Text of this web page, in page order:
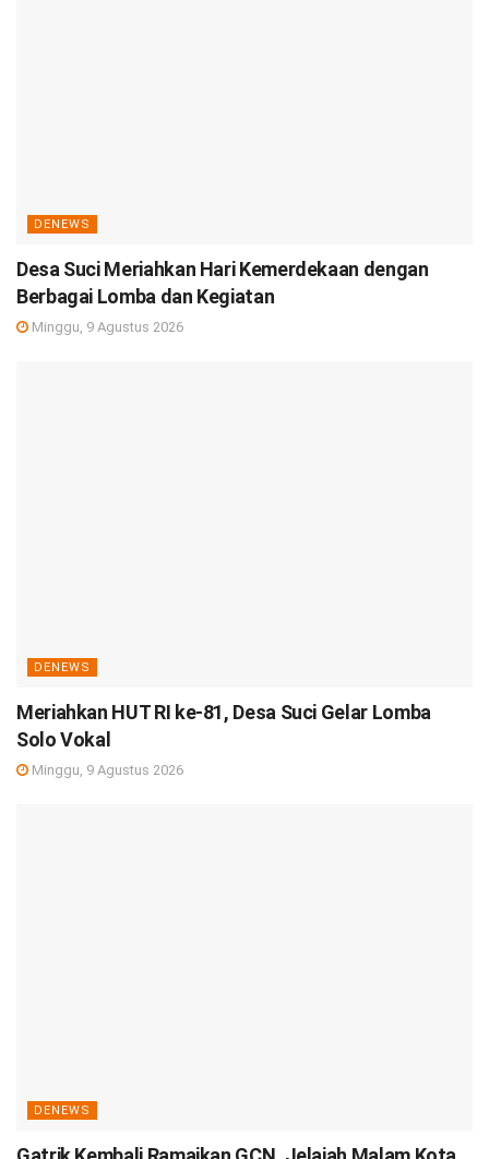
DENEWS
Desa Suci Meriahkan Hari Kemerdekaan dengan
Berbagai Lomba dan Kegiatan
Minggu, 9 Agustus 2026
DENEWS
Meriahkan HUT RI ke-81, Desa Suci Gelar Lomba
Solo Vokal
Minggu, 9 Agustus 2026
DENEWS